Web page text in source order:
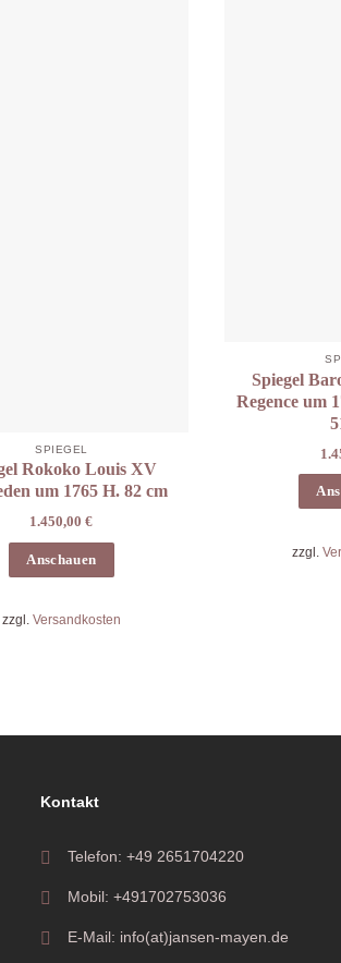
SPIEGEL
Rokoko Louis XV
um 1765 H. 82 cm
1.450,00€
Anschauen
zzgl. Versandkosten
Spiegel
Regence um
zzgl.
Kontakt
Telefon: +49 2651704220
Mobil: +491702753036
E-Mail: info(at)jansen-mayen.de